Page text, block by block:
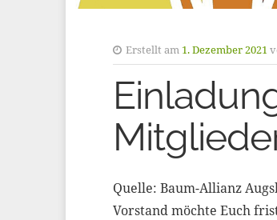
Erstellt am 1. Dezember 2021
Quelle: Baum-Allianz
Vorstand möchte Euch